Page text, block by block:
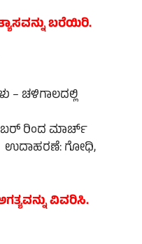
ಬರೆಯಿರಿ.
– ಚಳಿಗಾಲದಲ್ಲಿ
ರಿಂದ ಮಾರ್ಚ್
ಉದಾಹರಣೆ: ಗೋಧಿ,
ವಿವರಿಸಿ.